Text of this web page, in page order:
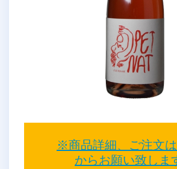
※商品詳細、ご注文
からお願い致しま